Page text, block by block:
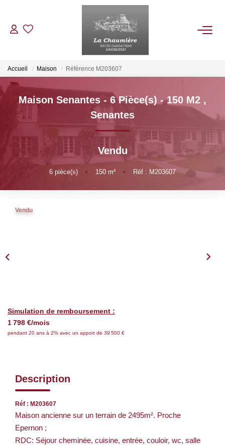
ACHETER
LOUER
ESTIMER
NOS BIENS VENDUS
Accueil Maison Référence M203607
Maison Senantes - 6 Pièce(s) - 150 M2 ,
Senantes
Vendu
6 pièce(s) • 150 m² • Réf : M203607
Vendu
Simulation de remboursement :
1 798 €/mois
pendant 20 ans à 2% avec un apport de 39 500 €
Description
Réf : M203607
Maison ancienne sur un terrain de 2495m². Proche
Epernon ;
RDC: Séjour cheminée, cuisine, entrée, couloir, wc, salle